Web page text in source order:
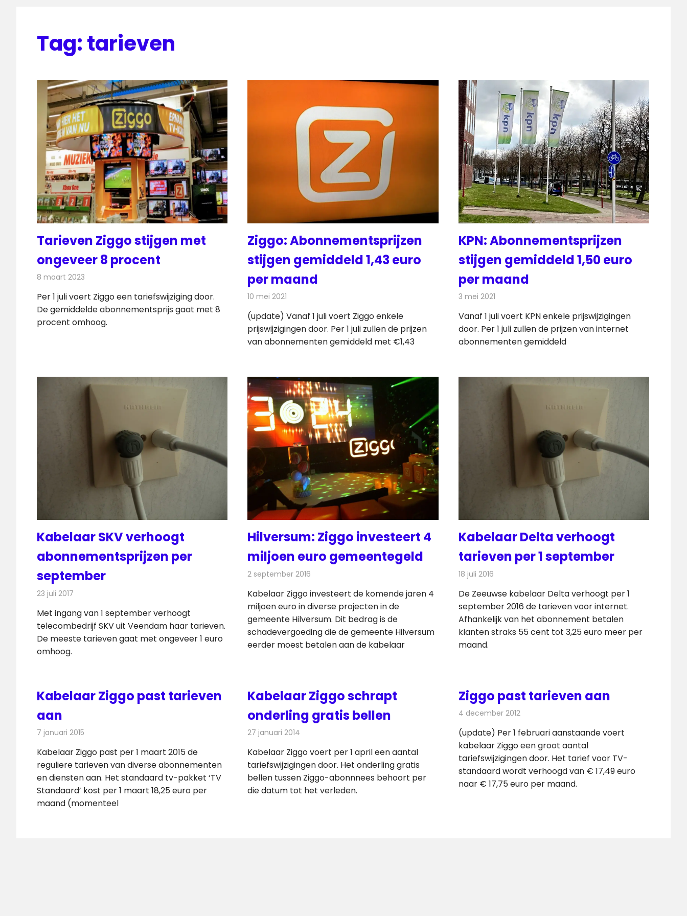
Tag:tarieven
Tarieven Ziggo stijgen met
ongeveer 8 procent
8 maart 2023
Per 1 juli voert Ziggo een tariefswijziging door.
De gemiddelde abonnementsprijs gaat met 8
procent omhoog.
Ziggo: Abonnementsprijzen
stijgen gemiddeld 1,43 euro
per maand
10 mei 2021
(update) Vanaf 1 juli voert Ziggo enkele
prijswijzigingen door. Per 1 juli zullen de prijzen
van abonnementen gemiddeld met €1,43
KPN: Abonnementsprijzen
stijgen gemiddeld 1,50 euro
per maand
3 mei 2021
Vanaf 1 juli voert KPN enkele prijswijzigingen
door. Per 1 juli zullen de prijzen van internet
abonnementen gemiddeld
Kabelaar SKV verhoogt
abonnementsprijzen per
september
23 juli 2017
Met ingang van 1 september verhoogt
telecombedrijf SKV uit Veendam haar tarieven.
De meeste tarieven gaat met ongeveer 1 euro
omhoog.
Hilversum: Ziggo investeert 4
miljoen euro gemeentegeld
2 september 2016
Kabelaar Ziggo investeert de komende jaren 4
miljoen euro in diverse projecten in de
gemeente Hilversum. Dit bedrag is de
schadevergoeding die de gemeente Hilversum
eerder moest betalen aan de kabelaar
Kabelaar Delta verhoogt
tarieven per 1 september
18 juli 2016
De Zeeuwse kabelaar Delta verhoogt per 1
september 2016 de tarieven voor internet.
Afhankelijk van het abonnement betalen
klanten straks 55 cent tot 3,25 euro meer per
maand.
Kabelaar Ziggo past tarieven
aan
7 januari 2015
Kabelaar Ziggo past per 1 maart 2015 de
reguliere tarieven van diverse abonnementen
en diensten aan. Het standaard tv-pakket ‘TV
Standaard’ kost per 1 maart 18,25 euro per
maand (momenteel
Kabelaar Ziggo schrapt
onderling gratis bellen
27 januari 2014
Kabelaar Ziggo voert per 1 april een aantal
tariefswijzigingen door. Het onderling gratis
bellen tussen Ziggo-abonnnees behoort per
die datum tot het verleden.
Ziggo past tarieven aan
4 december 2012Redactie
Kabelzaken
(update) Per 1 februari aanstaande voert
kabelaar Ziggo een groot aantal
tariefswijzigingen door. Het tarief voor TV-
standaard wordt verhoogd van € 17,49 euro
naar € 17,75 euro per maand.